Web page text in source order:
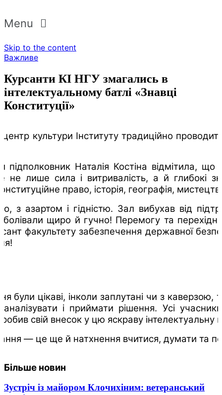
Menu
Skip to the content
Важливе
Курсанти КІ НГУ змагались в
інтелектуальному батлі «Знавці
Конституції»
культури Інституту традиційно
Наталія Костіна відмітила, що
лише сила і витривалість, а й глибокі
право, історія, географія,
з азартом і гідністю. Зал вибухав від
щиро й гучно! Перемогу та
факультету забезпечення державної
були цікаві, інколи заплутані чи з каверзою,
і приймати рішення. Усі
свій внесок у цю яскраву інтелектуальну
— це ще й натхнення вчитися, думати та
Більше новин
Зустріч із майором Клочихіним: ветеранський